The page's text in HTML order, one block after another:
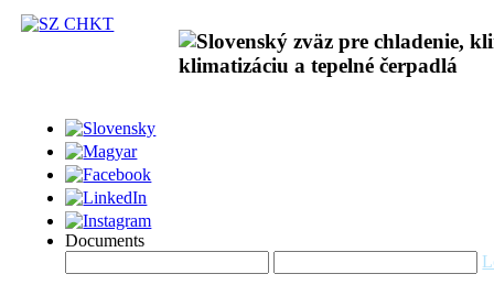
Documents